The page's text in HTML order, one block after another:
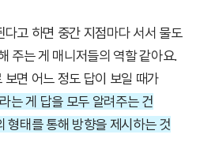
고 하면 중간 지점마다 서서 물도
주는 게 매니저들의 역할 같아요.
면 어느 정도 답이 보일 때가
라는 게 답을 모두 알려주는 건
형태를 통해 방향을 제시하는 것